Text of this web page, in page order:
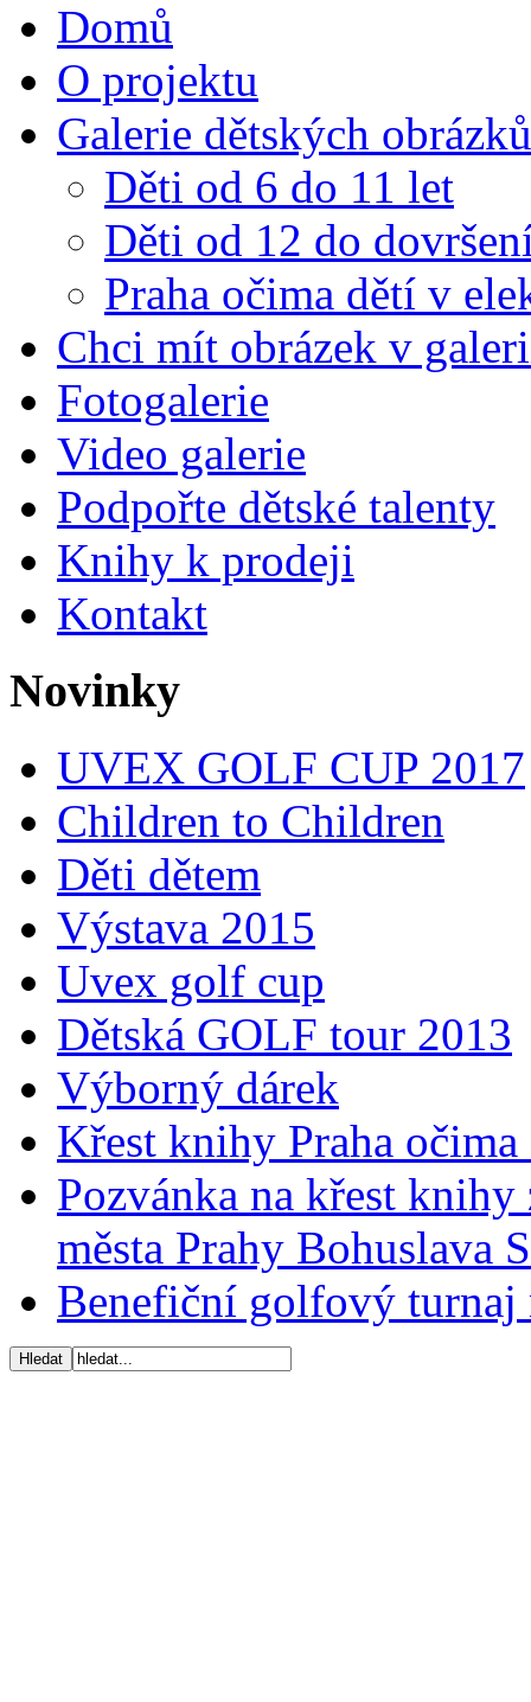
Domů
O projektu
Galerie dětských obrázků
Děti od 6 do 11 let
Děti od 12 do
Praha očima dětí v
Chci mít obrázek v
Fotogalerie
Video galerie
Podpořte dětské talenty
Knihy k prodeji
Kontakt
Novinky
UVEX GOLF CUP 2017
Children to Children
Děti dětem
Výstava 2015
Uvex golf cup
Dětská GOLF tour 2013
Výborný dárek
Křest knihy Praha očima
Pozvánka na křest
města Prahy Bohuslava
Benefiční golfový turnaj